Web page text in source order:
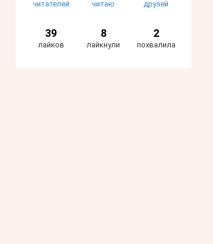
читателей читаю друзей
39
лайков
8
лайкнули
2
похвалила